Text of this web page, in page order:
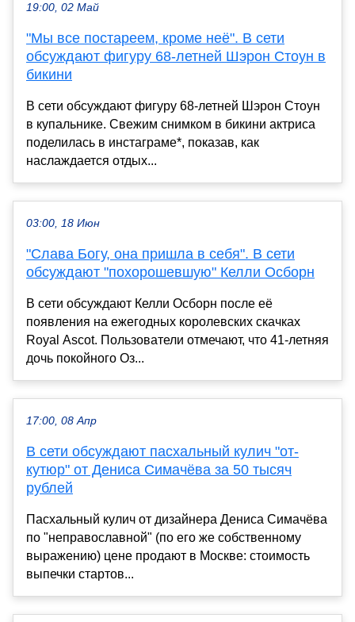
19:00, 02 Май
"Мы все постареем, кроме неё". В сети
обсуждают фигуру 68-летней Шэрон Стоун в
бикини
В сети обсуждают фигуру 68-летней Шэрон Стоун
в купальнике. Свежим снимком в бикини актриса
поделилась в инстаграме*, показав, как
наслаждается отдых...
03:00, 18 Июн
"Слава Богу, она пришла в себя". В сети
обсуждают "похорошевшую" Келли Осборн
В сети обсуждают Келли Осборн после её
появления на ежегодных королевских скачках
Royal Ascot. Пользователи отмечают, что 41-летняя
дочь покойного Оз...
17:00, 08 Апр
В сети обсуждают пасхальный кулич "от-
кутюр" от Дениса Симачёва за 50 тысяч
рублей
Пасхальный кулич от дизайнера Дениса Симачёва
по "неправославной" (по его же собственному
выражению) цене продают в Москве: стоимость
выпечки стартов...